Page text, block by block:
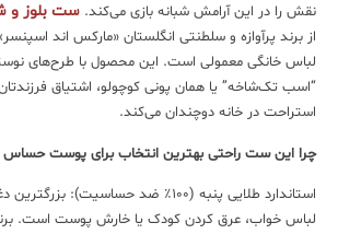
نقش را در این آرامش شبانه بازی می‌کند. ست بلوز و
لباس خانگی معمولی است. این محصول با طرح‌های
“اسب تک‌شاخه” یا همان پونی کوچولو، اشتیاق فرزندتان
استراحت در خانه دوچندان می‌کند.
چرا این ست راحتی بهترین انتخاب برای پوست حساس
استاندارد طلایی پنبه (۱۰۰٪ ضد حساسیت):